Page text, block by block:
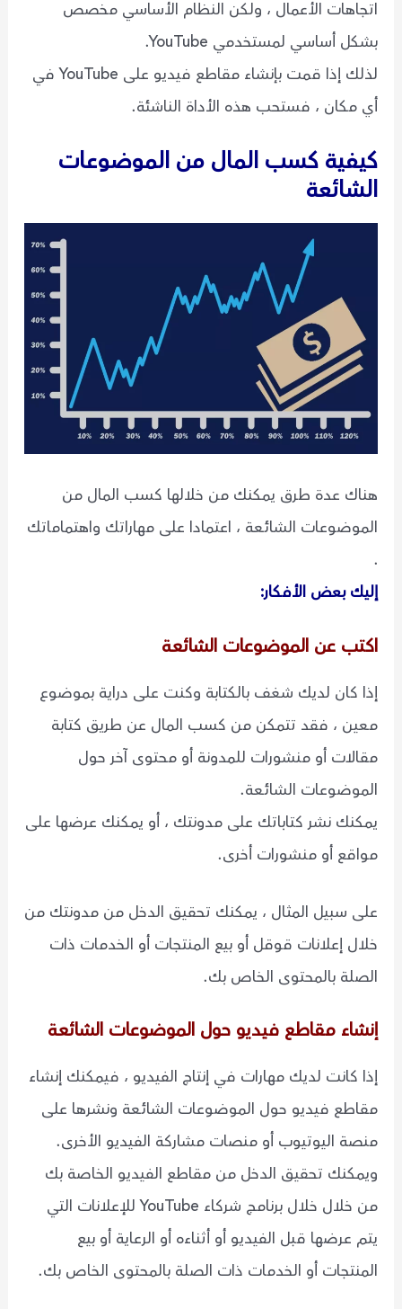
اتجاهات الأعمال ، ولكن النظام الأساسي مخصص
بشكل أساسي لمستخدمي YouTube.
لذلك إذا قمت بإنشاء مقاطع فيديو على YouTube في
أي مكان ، فستحب هذه الأداة الناشئة.
كيفية كسب المال من الموضوعات
الشائعة
هناك عدة طرق يمكنك من خلالها كسب المال من
الموضوعات الشائعة ، اعتمادا على مهاراتك واهتماماتك
.
إليك بعض الأفكار:
اكتب عن الموضوعات الشائعة
إذا كان لديك شغف بالكتابة وكنت على دراية بموضوع
معين ، فقد تتمكن من كسب المال عن طريق كتابة
مقالات أو منشورات للمدونة أو محتوى آخر حول
الموضوعات الشائعة.
يمكنك نشر كتاباتك على مدونتك ، أو يمكنك عرضها على
مواقع أو منشورات أخرى.
على سبيل المثال ، يمكنك تحقيق الدخل من مدونتك من
خلال إعلانات قوقل أو بيع المنتجات أو الخدمات ذات
الصلة بالمحتوى الخاص بك.
إنشاء مقاطع فيديو حول الموضوعات الشائعة
إذا كانت لديك مهارات في إنتاج الفيديو ، فيمكنك إنشاء
مقاطع فيديو حول الموضوعات الشائعة ونشرها على
منصة اليوتيوب أو منصات مشاركة الفيديو الأخرى.
ويمكنك تحقيق الدخل من مقاطع الفيديو الخاصة بك
من خلال خلال برنامج شركاء YouTube للإعلانات التي
يتم عرضها قبل الفيديو أو أثناءه أو الرعاية أو بيع
المنتجات أو الخدمات ذات الصلة بالمحتوى الخاص بك.